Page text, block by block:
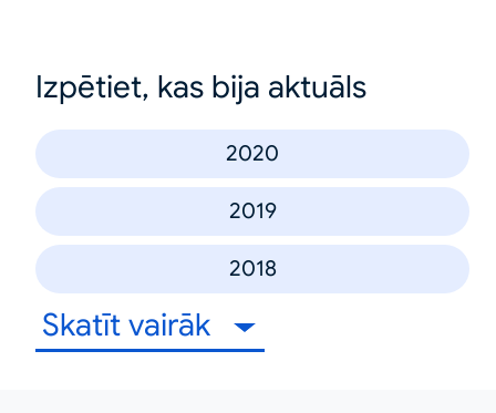
Izpētiet, kas bija aktuāls
2020
2019
2018
Skatīt vairāk